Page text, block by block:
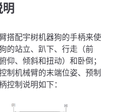
搭配宇树机器狗的手柄来使
的站立、趴下、行走（前
仰、倾斜和扭动）和卧倒；
制机械臂的末端位姿、预制
控制说明如下：